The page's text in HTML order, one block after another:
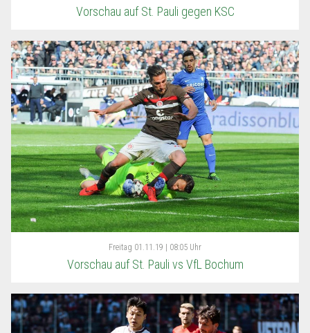
Vorschau auf St. Pauli gegen KSC
Freitag 01.11.19 | 08:05 Uhr
Vorschau auf St. Pauli vs VfL Bochum